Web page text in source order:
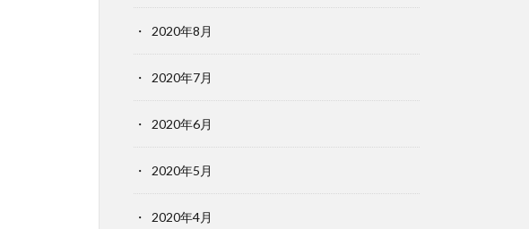
2020年8月
2020年7月
2020年6月
2020年5月
2020年4月